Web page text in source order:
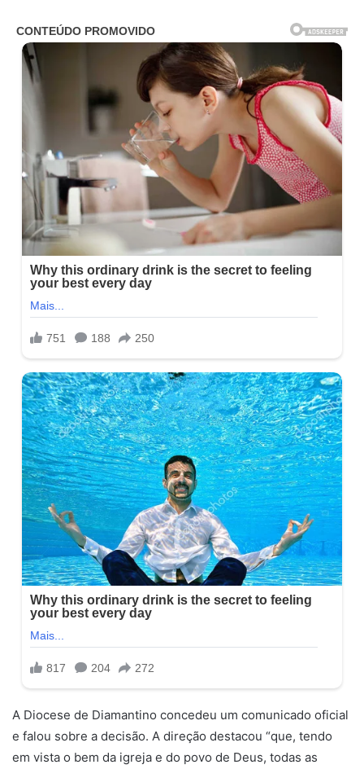
A Diocese de Diamantino concedeu um comunicado oficial
e falou sobre a decisão. A direção destacou “que, tendo
em vista o bem da igreja e do povo de Deus, todas as